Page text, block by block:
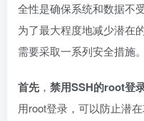
全性是确保系统和数据不
为了最大程度地减少潜在
需要采取一系列安全措施。
首先， 禁用SSH的root登
用root登录，可以防止潜